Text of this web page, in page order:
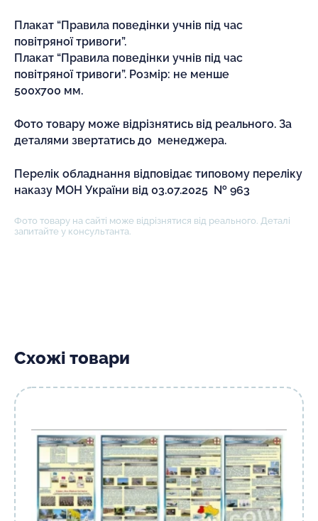
Плакат “Правила поведінки учнів під час
повітряної тривоги”.
Плакат “Правила поведінки учнів під час
повітряної тривоги”. Розмір: не менше
500х700 мм.
Фото товару може відрізнятись від реального. За
деталями звертатись до менеджера.
Перелік обладнання відповідає типовому переліку
наказу МОН України від 03.07.2025 № 963
Фото товару на сайті може відрізнятися від реального. Деталі
запитайте у консультанта.
Схожі товари